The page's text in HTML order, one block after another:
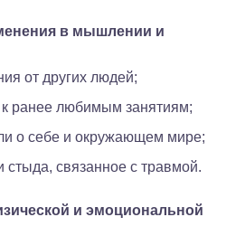
в мышлении и
от других людей;
ранее любимым занятиям;
о себе и окружающем мире;
связанное с травмой.
и эмоциональной